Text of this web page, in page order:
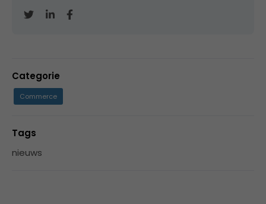
Categorie
Commerce
Tags
nieuws